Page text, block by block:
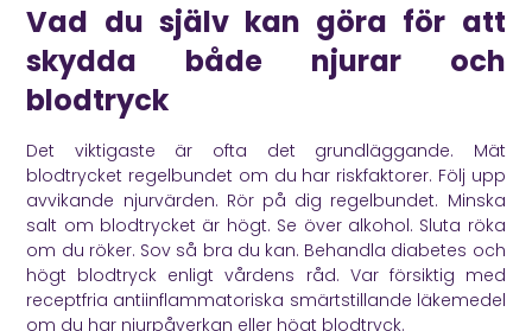
Vad du själv kan göra för att
skydda både njurar och
blodtryck
Det viktigaste är ofta det grundläggande. Mät
blodtrycket regelbundet om du har riskfaktorer. Följ upp
avvikande njurvärden. Rör på dig regelbundet. Minska
salt om blodtrycket är högt. Se över alkohol. Sluta röka
om du röker. Sov så bra du kan. Behandla diabetes och
högt blodtryck enligt vårdens råd. Var försiktig med
receptfria antiinflammatoriska smärtstillande läkemedel
om du har njurpåverkan eller högt blodtryck.